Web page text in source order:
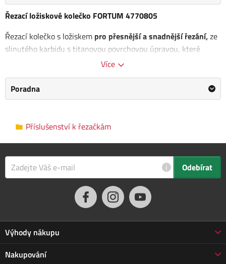
Řezací ložiskové kolečko FORTUM 4770805
Řezací kolečko s ložiskem pro přesnější a snadnější řezání,ze
slinutého karbidu s titanovou povrchovou úpravou, které
zvyšuje jeho tvrdost a životnost.
Rozměr: 22x6x6mm
Pro řezačky: 4770808, 4770810, 4770812
Výrobce
FORTUM/Informace o výrobci
Rozměry balení
Více
Poradna
Příslušenství k řezačkám
i Odebírat
Výhody nákupu
Proč nakupovat u nás
Nakupování